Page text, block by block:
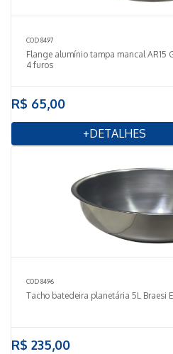
COD 8497
Flange alumínio tampa mancal AR15
4 furos
R$ 65,00
+DETALHES
COD 8496
Tacho batedeira planetária 5L Braesi
R$ 235,00